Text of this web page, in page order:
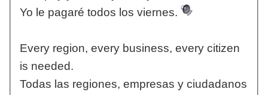
Yo le pagaré todos los viernes.
Every region, every business, every citizen
is needed.
Todas las regiones, empresas y ciudadanos